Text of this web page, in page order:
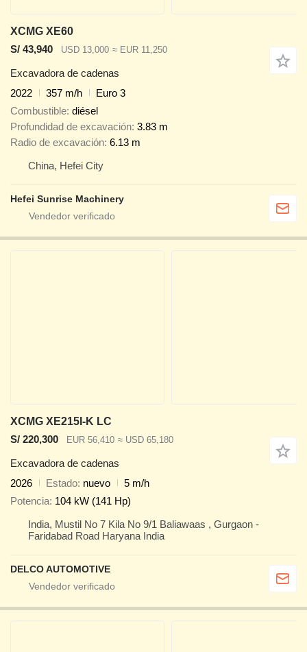
XCMG XE60
S/ 43,940
USD 13,000 ≈ EUR 11,250
Excavadora de cadenas
2022
357 m/h
Euro 3
Combustible diésel
Profundidad de excavación 3.83 m
Radio de excavación 6.13 m
China, Hefei City
Hefei Sunrise Machinery
XCMG XE215I-K LC
S/ 220,300
EUR 56,410 ≈ USD 65,180
Excavadora de cadenas
2026
Estado nuevo
5 m/h
Potencia 104 kW (141 Hp)
India, Mustil No 7 Kila No 9/1 Baliawaas , Gurgaon -
Faridabad Road Haryana India
DELCO AUTOMOTIVE